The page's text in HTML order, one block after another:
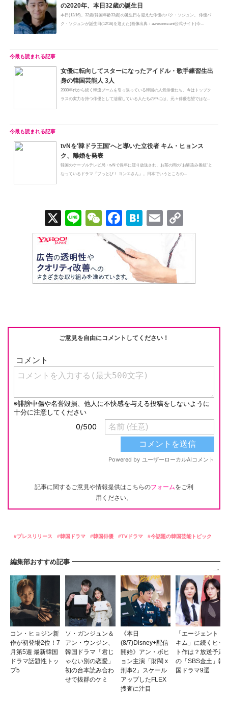
の2020年、本日32歳の誕生日
本日(12/16)、32歳(韓国年齢33歳)の誕生日を迎えた俳優のパク・ソジュン。 俳優パ
ク・ソジュンが誕生日(12/16)を迎えた(画像出典：awesome.ent公式サイト)今...
女優に転向してスターになったアイドル・歌手練習生出
身の韓国芸能人 3人
2000年代から続く韓流ブームを引っ張っている韓国の人気俳優たち。今はトップク
ラスの実力を持つ俳優として活躍している人たちの中には、元々俳優志望ではな...
tvNを'韓ドラ王国'へと導いた立役者 キム・ヒョンス
ク、離婚を発表
韓国のケーブルテレビ局・tvNで長年に渡り放送され、お茶の間の"お馴染み番組"と
なっているドラマ『ブっとび！ ヨンエさん』。日本でいうところの...
X
Li
n
e
W
e
C
at
F
a
c
e
b
k
H
at
e
n
a
E
m
ail
o
Li
ご意見を自由にコメントしてください！
記事に関するご意見や情報提供はこちらのフォームをご利
用ください。
プレスリリース 韓国ドラマ 韓国俳優 TVドラマ 今話題の韓国芸能トピック
編集部おすすめ記事
コン・ヒョジン新
作が初登場2位！7
月第5週 最新韓国
ドラマ話題性トッ
プ5
ソ・ガンジュン＆
アン・ウンジン、
韓国ドラマ「君じ
ゃない別の恋愛」
初の台本読み合わ
せで抜群のケミ
《本日
(8/7)Disney+配信
開始》アン・ボヒ
ョン主演「財閥 x
刑事2」スケール
アップしたFLEX
捜査に注目
「エージェント・
キム」に続くヒッ
ト作は？放送予定
の「SBS金土」韓
国ドラマ9選